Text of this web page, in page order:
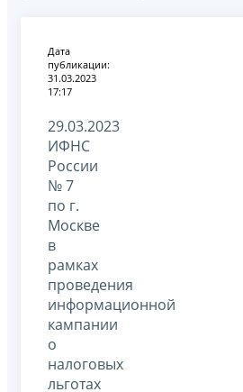
Дата
публикации:
31.03.2023
17:17
29.03.2023
ИФНС
России
№ 7
по г.
Москве
в
рамках
проведения
информационной
кампании
о
налоговых
льготах